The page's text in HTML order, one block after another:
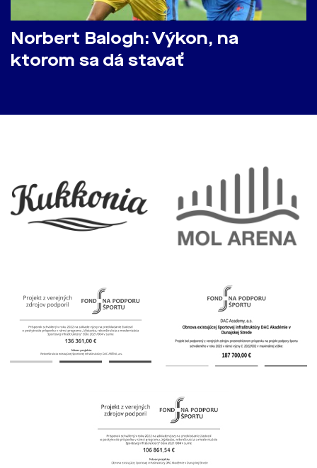
Norbert Balogh: Výkon, na
ktorom sa dá stavať